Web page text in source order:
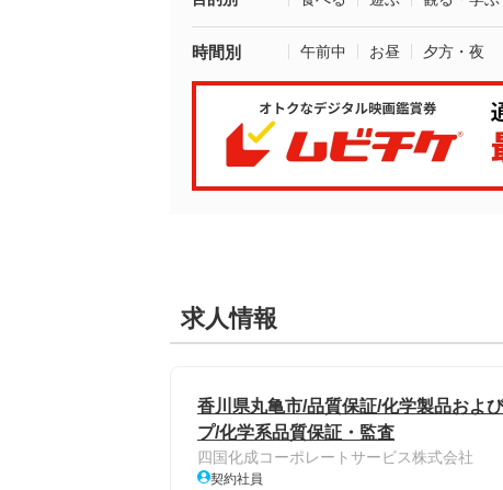
時間別 午前中 お昼 夕方・夜
求人情報
香川県丸亀市/品質保証/化学製品およ
プ/化学系品質保証・監査
四国化成コーポレートサービス株式会社
契約社員